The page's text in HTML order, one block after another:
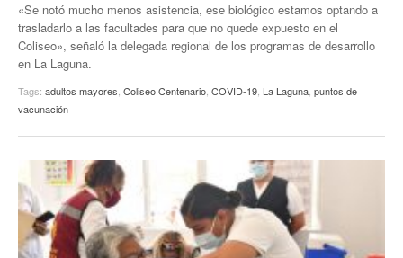
«Se notó mucho menos asistencia, ese biológico estamos optando a
trasladarlo a las facultades para que no quede expuesto en el
Coliseo», señaló la delegada regional de los programas de desarrollo
en La Laguna.
Tags: adultos mayores Coliseo Centenario COVID-19 La Laguna puntos de
vacunación